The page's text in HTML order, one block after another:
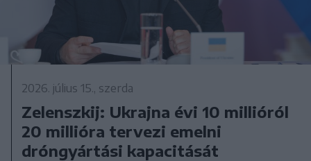
2026. július 15., szerda
Zelenszkij: Ukrajna évi 10 millióról
20 millióra tervezi emelni
dróngyártási kapacitását